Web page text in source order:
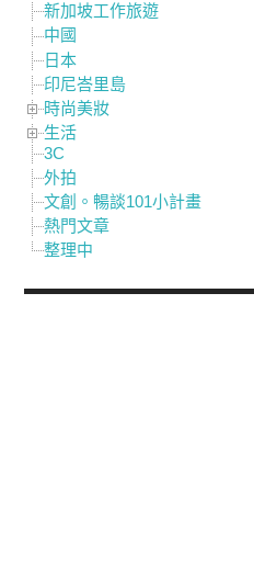
新加坡工作旅遊
中國
日本
印尼峇里島
時尚美妝
生活
3C
外拍
文創。暢談101小計畫
熱門文章
整理中